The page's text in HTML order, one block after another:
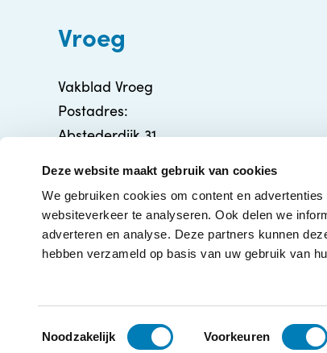
Deze website maakt gebruik van cookies
We gebruiken cookies om content en
websiteverkeer te analyseren. Ook delen we
adverteren en analyse. Deze partners kunnen
hebben verzameld op basis van uw gebruik van
Noodzakelijk Voorkeuren
Vroeg
Vakblad Vroeg
Postadres:
Abstederdijk 31
info@vakbladvroeg.nl
KVK: 71316426
©2026 Vakblad Vroeg